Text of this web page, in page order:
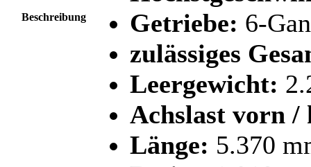
Beschreibung
Getriebe: 6-
zulässiges
Leergewicht:
Achslast vorn /
Länge: 5.370